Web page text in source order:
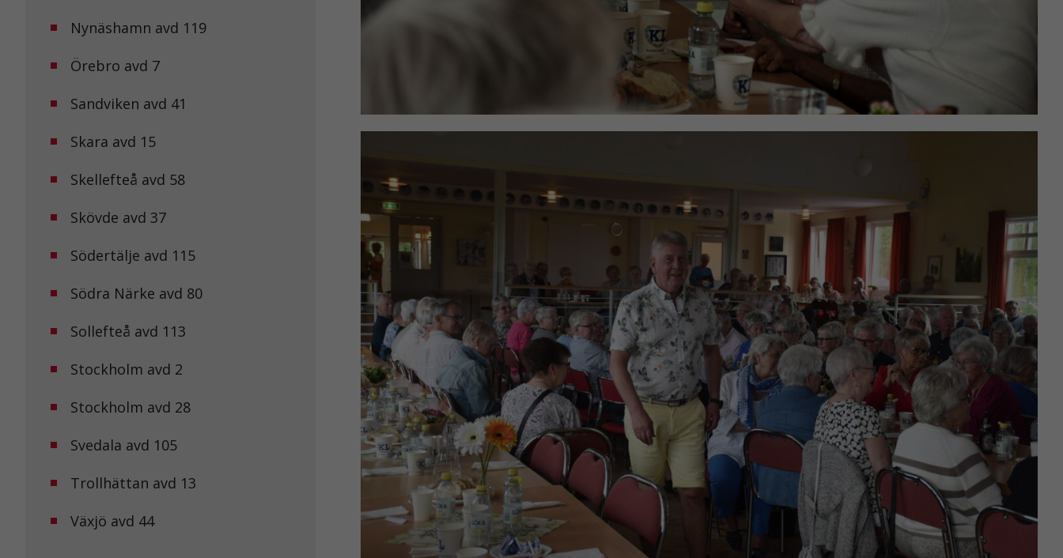
Nynäshamn avd 119
Örebro avd 7
Sandviken avd 41
Skara avd 15
Skellefteå avd 58
Skövde avd 37
Södertälje avd 115
Södra Närke avd 80
Sollefteå avd 113
Stockholm avd 2
Stockholm avd 28
Svedala avd 105
Trollhättan avd 13
Växjö avd 44